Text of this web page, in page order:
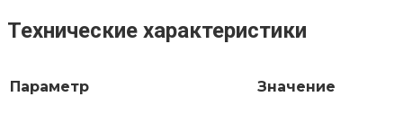
Технические характеристики
Параметр Значение